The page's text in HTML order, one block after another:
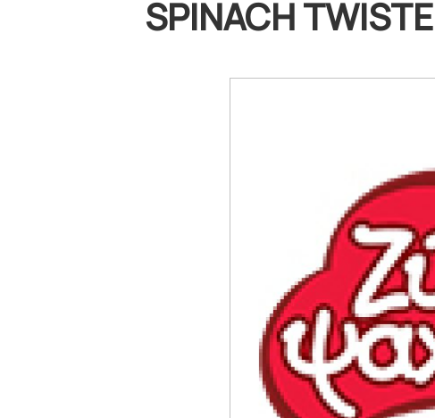
SPINACH